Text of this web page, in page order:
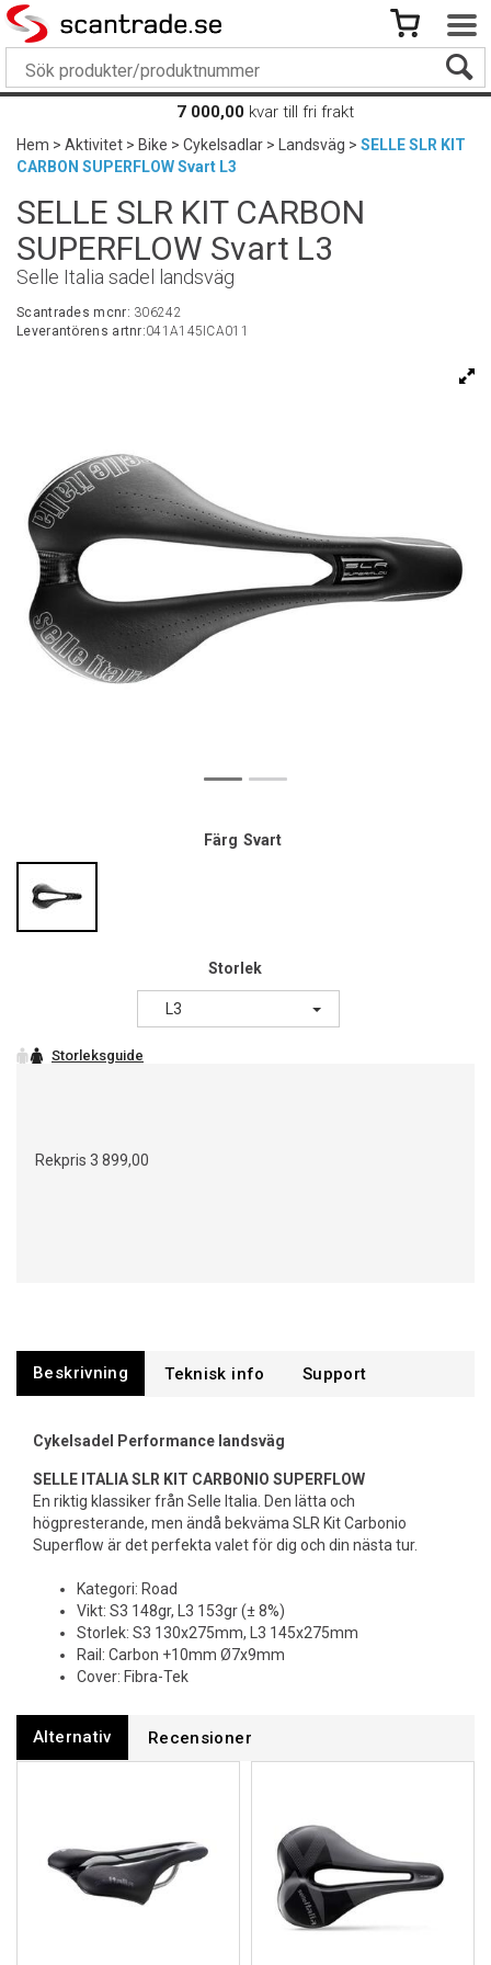
7 000,00 kvar till fri frakt
Hem>Aktivitet>Bike>Cykelsadlar> Landsväg>SELLE SLR KIT
CARBON SUPERFLOW Svart L3
SELLE SLR KIT CARBON
SUPERFLOW Svart L3
Selle Italia sadel landsväg
Scantrades mcnr: 306242
Leverantörens artnr:041A145ICA011
Färg Svart
Storlek
L3
Rekpris 3 899,00
Beskrivning Support
Cykelsadel Performance landsväg
SELLE ITALIA SLR KIT CARBONIO SUPERFLOW
En riktig klassiker från Selle Italia. Den lätta och
högpresterande, men ändå bekväma SLR Kit Carbonio
Superflow är det perfekta valet för dig och din nästa tur.
Kategori: Road
Vikt: S3 148gr, L3 153gr (± 8%)
Storlek: S3 130x275mm, L3 145x275mm
Rail: Carbon +10mm Ø7x9mm
Cover: Fibra-Tek
Alternativ Recensioner